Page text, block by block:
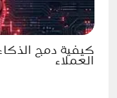
كيفية دمج
العملاء